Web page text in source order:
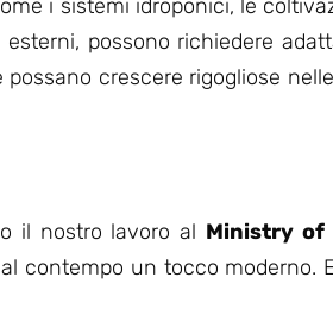
i sistemi idroponici, le
possono richiedere
crescere rigogliose
il nostro lavoro al Ministry of
contempo un tocco moderno.